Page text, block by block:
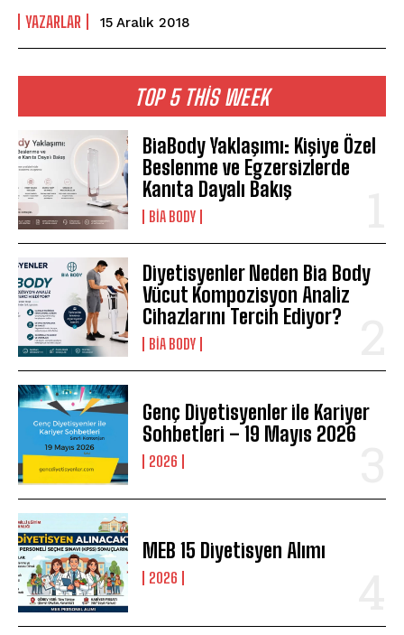
YAZARLAR 15 Aralık 2018
TOP 5 THIS WEEK
BiaBody Yaklaşımı: Kişiye Özel
Beslenme ve Egzersizlerde
Kanıta Dayalı Bakış
BIA BODY
Diyetisyenler Neden Bia Body
Vücut Kompozisyon Analiz
Cihazlarını Tercih Ediyor?
BIA BODY
Genç Diyetisyenler ile Kariyer
Sohbetleri – 19 Mayıs 2026
2026
MEB 15 Diyetisyen Alımı
2026